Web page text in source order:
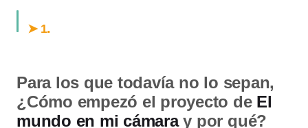
➤ 1.
Para los que todavía no lo sepan,
¿Cómo empezó el proyecto de El
mundo en mi cámaray por qué?